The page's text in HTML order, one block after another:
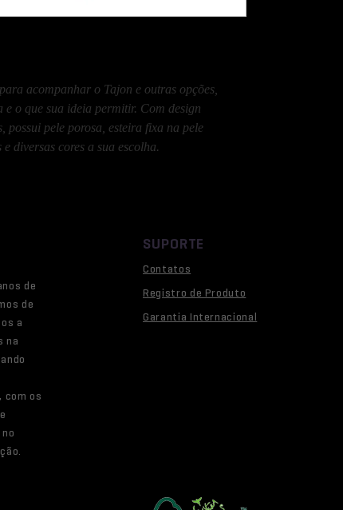
acompanhar o Tajon e outras opções,
o que sua ideia permitir. Com design
possui pele porosa, esteira fixa na pele
diversas cores a sua escolha.
de
de
a
na
com os
SUPORTE
Contatos
Registro de Produto
Garantia Internacional